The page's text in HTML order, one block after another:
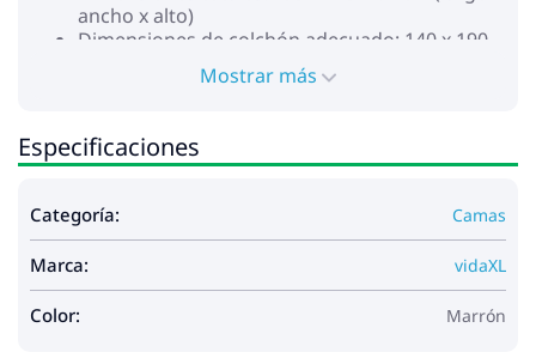
ancho x alto)
Dimensiones de colchón adecuado: 140 x 190
cm (ancho x largo) (el colchón no está incluido)
Requiere montaje: Sí
roto, rasgado o falta. Este producto funciona con CC
de 5 V, pero la fuente de alimentación USB
puede causar sobrecalentamiento y puede provocar
daños al dispositivo y el riesgo potencial de
sobrecalentamiento e incendio.
Mostrar más
Especificaciones
Categoría: Camas
Marca: vidaXL
Color: Marrón